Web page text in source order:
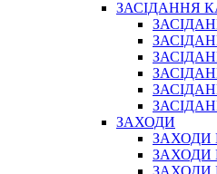
ЗАСІДАННЯ
ЗАХОДИ
ЗАХОДИ
ЗАХОДИ
ЗАХОДИ